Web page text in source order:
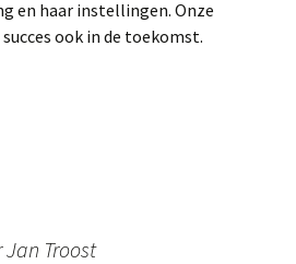
en haar instellingen. Onze
ook in de toekomst.
Jan Troost